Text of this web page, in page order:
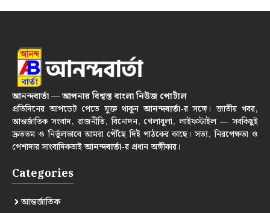
আনন্দবার্তা — আপনার বিশ্বস্ত বাংলা নিউজ পোর্টাল
প্রতিদিনের আপডেট পেতে যুক্ত থাকুনআনন্দবার্তা-র সঙ্গে। জাতীয় খবর,
আন্তর্জাতিক সংবাদ, রাজনীতি, বিনোদন, খেলাধুলা, লাইফস্টাইল — সবকিছুই
দ্রুততম ও নির্ভুলভাবে আমরা পৌঁছে দিই পাঠকের কাছে। সত্য, নিরপেক্ষতা ও
পেশাদার সাংবাদিকতাইআনন্দবার্তা-র প্রধান অঙ্গীকার।
Categories
আন্তর্জাতিক